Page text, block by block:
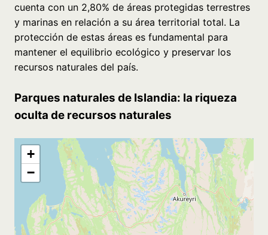
cuenta con un 2,80% de áreas protegidas terrestres
y marinas en relación a su área territorial total. La
protección de estas áreas es fundamental para
mantener el equilibrio ecológico y preservar los
recursos naturales del país.
Parques naturales de Islandia: la riqueza
oculta de recursos naturales